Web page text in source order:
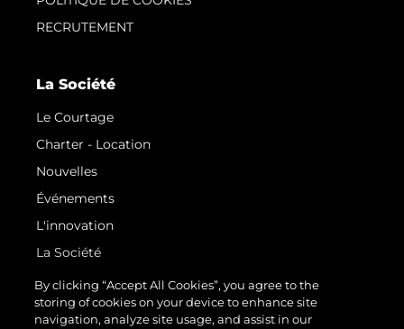
RECRUTEMENT
La Société
Le Courtage
Charter - Location
Nouvelles
Événements
L'innovation
La Société
Notre Équipe
Style De Vie
By clicking “Accept All Cookies”, you agree to the
storing of cookies on your device to enhance site
navigation, analyze site usage, and assist in our